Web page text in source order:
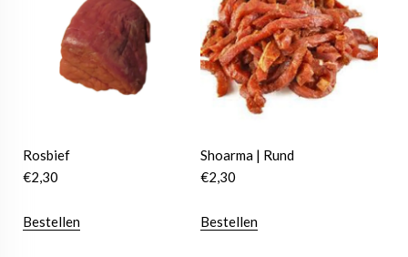
Rosbief
€2,30
Bestellen
Shoarma | Rund
€2,30
Bestellen